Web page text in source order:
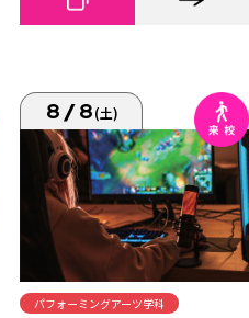
8/8(土)
パフォーミングアーツ学科